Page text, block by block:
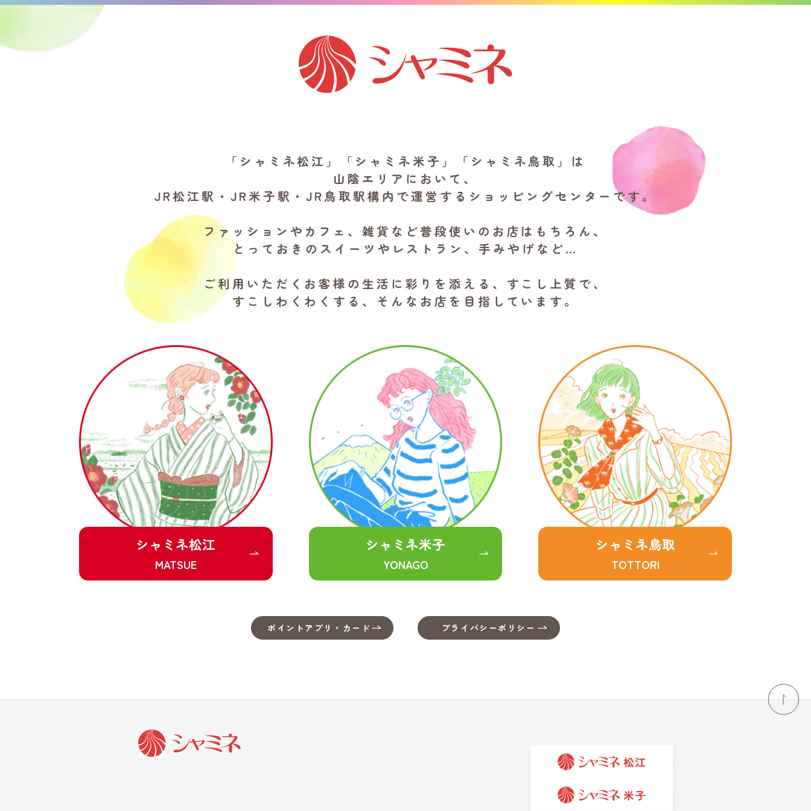
「シャミネ松江」「シャミネ米子」
「シャミネ鳥取」は
山陰エリアにおいて、
JR松江駅・JR米子駅・JR鳥取駅構内で運営するショッピングセンターです。
ファッションやカフェ、雑貨など普段使いのお店はもちろん、
とっておきのスイーツやレストラン、手みやげなど…
ご利用いただくお客様の生活に 彩りを添える、すこし上質で、
すこしわくわくする、 そんなお店を目指しています。
シャミネ松江
MATSUE
シャミネ米子
YONAGO
シャミネ鳥取
TOTTORI
ポイントアプリ・カード プライバシーポリシー